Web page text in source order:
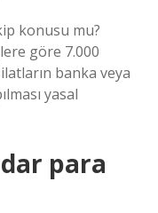
konusu mu?
göre 7.000
banka veya
yasal
para